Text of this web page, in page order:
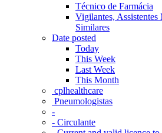
Técnico de Farmácia
Vigilantes, Assistentes
Similares
Date posted
Today
This Week
Last Week
This Month
‎ cplhealthcare‬
Pneumologistas
-
- Circulante